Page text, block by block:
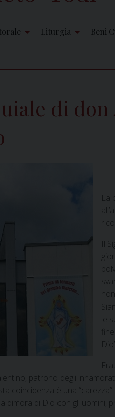
Liturgia Beni
di
La
Il
le
Dio”.
patrono degli
coincidenza è una
dimora di Dio con gli